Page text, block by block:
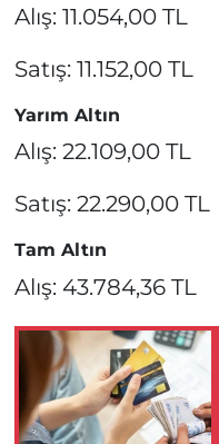
Alış: 11.054,00 TL
Satış: 11.152,00 TL
Yarım Altın
Alış: 22.109,00 TL
Satış: 22.290,00 TL
Tam Altın
Alış: 43.784,36 TL